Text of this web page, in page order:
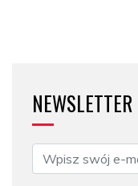
NEWSLETTER